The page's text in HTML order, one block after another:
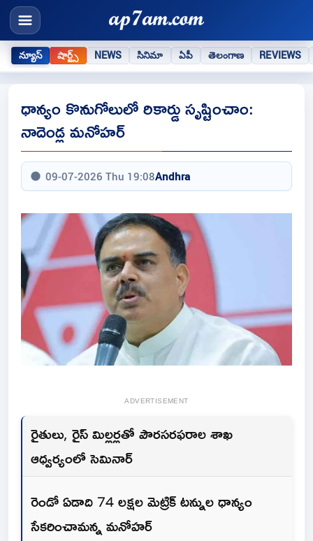
న్యూస్ షార్ట్స్ NEWS సినిమా ఏపీ తెలంగాణ REVIEWS
ధాన్యం కొనుగోలులో రికార్డు సృష్టించాం:
నాదెండ్ల మనోహర్
09-07-2026 Thu 19:08Andhra
ADVERTISEMENT
రైతులు, రైస్ మిల్లర్లతో పౌరసరఫరాల శాఖ
ఆధ్వర్యంలో సెమినార్
రెండో ఏడాది 74 లక్షల మెట్రిక్ టన్నుల ధాన్యం
సేకరించామన్న మనోహర్